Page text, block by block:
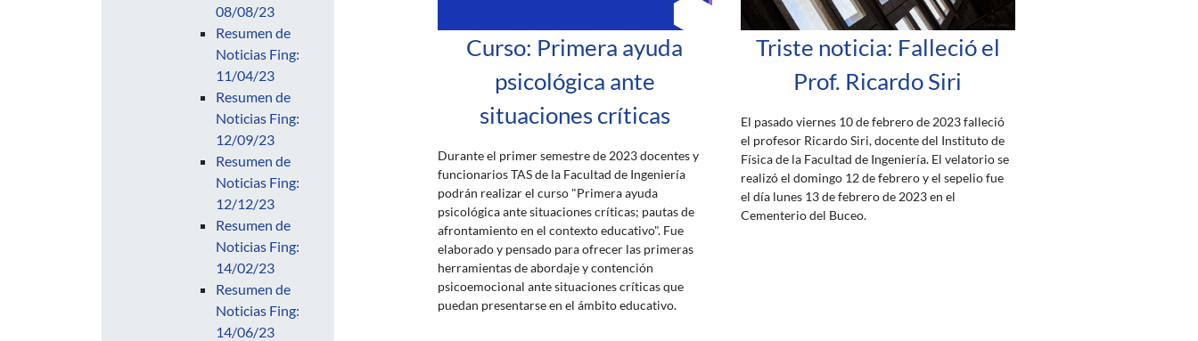
08/08/23
Resumen de
Noticias Fing:
11/04/23
Resumen de
Noticias Fing:
12/09/23
Resumen de
Noticias Fing:
12/12/23
Resumen de
Noticias Fing:
14/02/23
Resumen de
Noticias Fing:
14/06/23
Curso: Primera ayuda
psicológica ante
situaciones críticas
Durante el primer semestre de 2023 docentes y
funcionarios TAS de la Facultad de Ingeniería
podrán realizar el curso "Primera ayuda
psicológica ante situaciones críticas; pautas de
afrontamiento en el contexto educativo". Fue
elaborado y pensado para ofrecer las primeras
herramientas de abordaje y contención
psicoemocional ante situaciones críticas que
puedan presentarse en el ámbito educativo.
Triste noticia: Falleció el
Prof. Ricardo Siri
El pasado viernes 10 de febrero de 2023 falleció
el profesor Ricardo Siri, docente del Instituto de
Física de la Facultad de Ingeniería. El velatorio se
realizó el domingo 12 de febrero y el sepelio fue
el día lunes 13 de febrero de 2023 en el
Cementerio del Buceo.